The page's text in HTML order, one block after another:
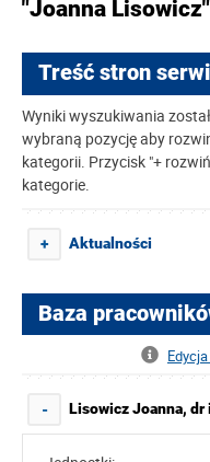
"Joanna Lisowicz"
Treść stron
Wyniki wyszukiwania
wybraną pozycję aby
kategorii. Przycisk "+
kategorie.
+ Aktualności
Baza
- Lisowicz Joanna, dr